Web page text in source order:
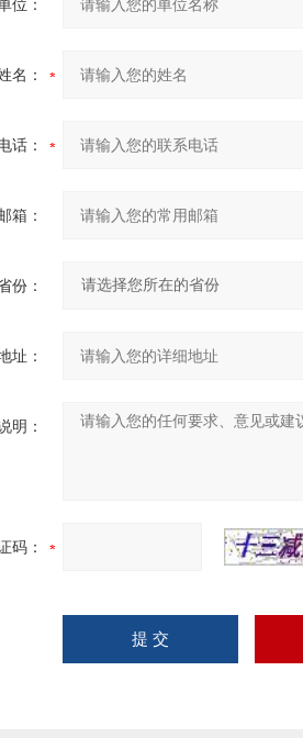
位：
名：
话：
箱：
份：
址：
明：
码：